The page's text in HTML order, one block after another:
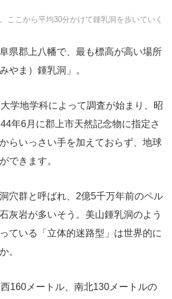
ここから平均30分かけて鍾乳洞を歩いていく
県郡上八幡で、最も標高が高い場所
やま）鍾乳洞」。
学地学科によって調査が始まり、昭
年6月に郡上市天然記念物に指定さ
らいっさい手を加えておらず、地球
できます。
穴群と呼ばれ、2億5千万年前のペル
灰岩が多いそう。美山鍾乳洞のよう
ている「立体的迷路型」は世界的に
。
160メートル、南北130メートルの